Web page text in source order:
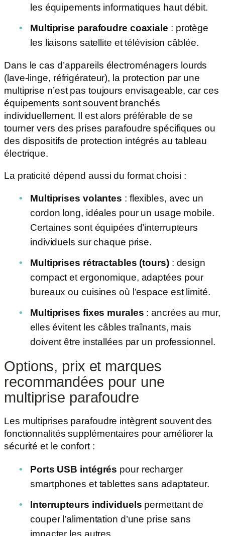
les équipements informatiques haut débit.
Multiprise parafoudre coaxiale : protège
les liaisons satellite et télévision câblée.
Dans le cas d’appareils électroménagers lourds
(lave-linge, réfrigérateur), la protection par une
multiprise n’est pas toujours envisageable, car ces
équipements sont souvent branchés
individuellement. Il est alors préférable de se
tourner vers des prises parafoudre spécifiques ou
des dispositifs de protection intégrés au tableau
électrique.
La praticité dépend aussi du format choisi :
Multiprises volantes : flexibles, avec un
cordon long, idéales pour un usage mobile.
Certaines sont équipées d’interrupteurs
individuels sur chaque prise.
Multiprises rétractables (tours): design
compact et ergonomique, adaptées pour
bureaux ou cuisines où l’espace est limité.
Multiprises fixes murales : ancrées au mur,
elles évitent les câbles traînants, mais
doivent être installées par un professionnel.
Options, prix et marques
recommandées pour une
multiprise parafoudre
Les multiprises parafoudre intègrent souvent des
fonctionnalités supplémentaires pour améliorer la
sécurité et le confort :
Ports USB intégrés pour recharger
smartphones et tablettes sans adaptateur.
Interrupteurs individuels permettant de
couper l’alimentation d’une prise sans
impacter les autres.